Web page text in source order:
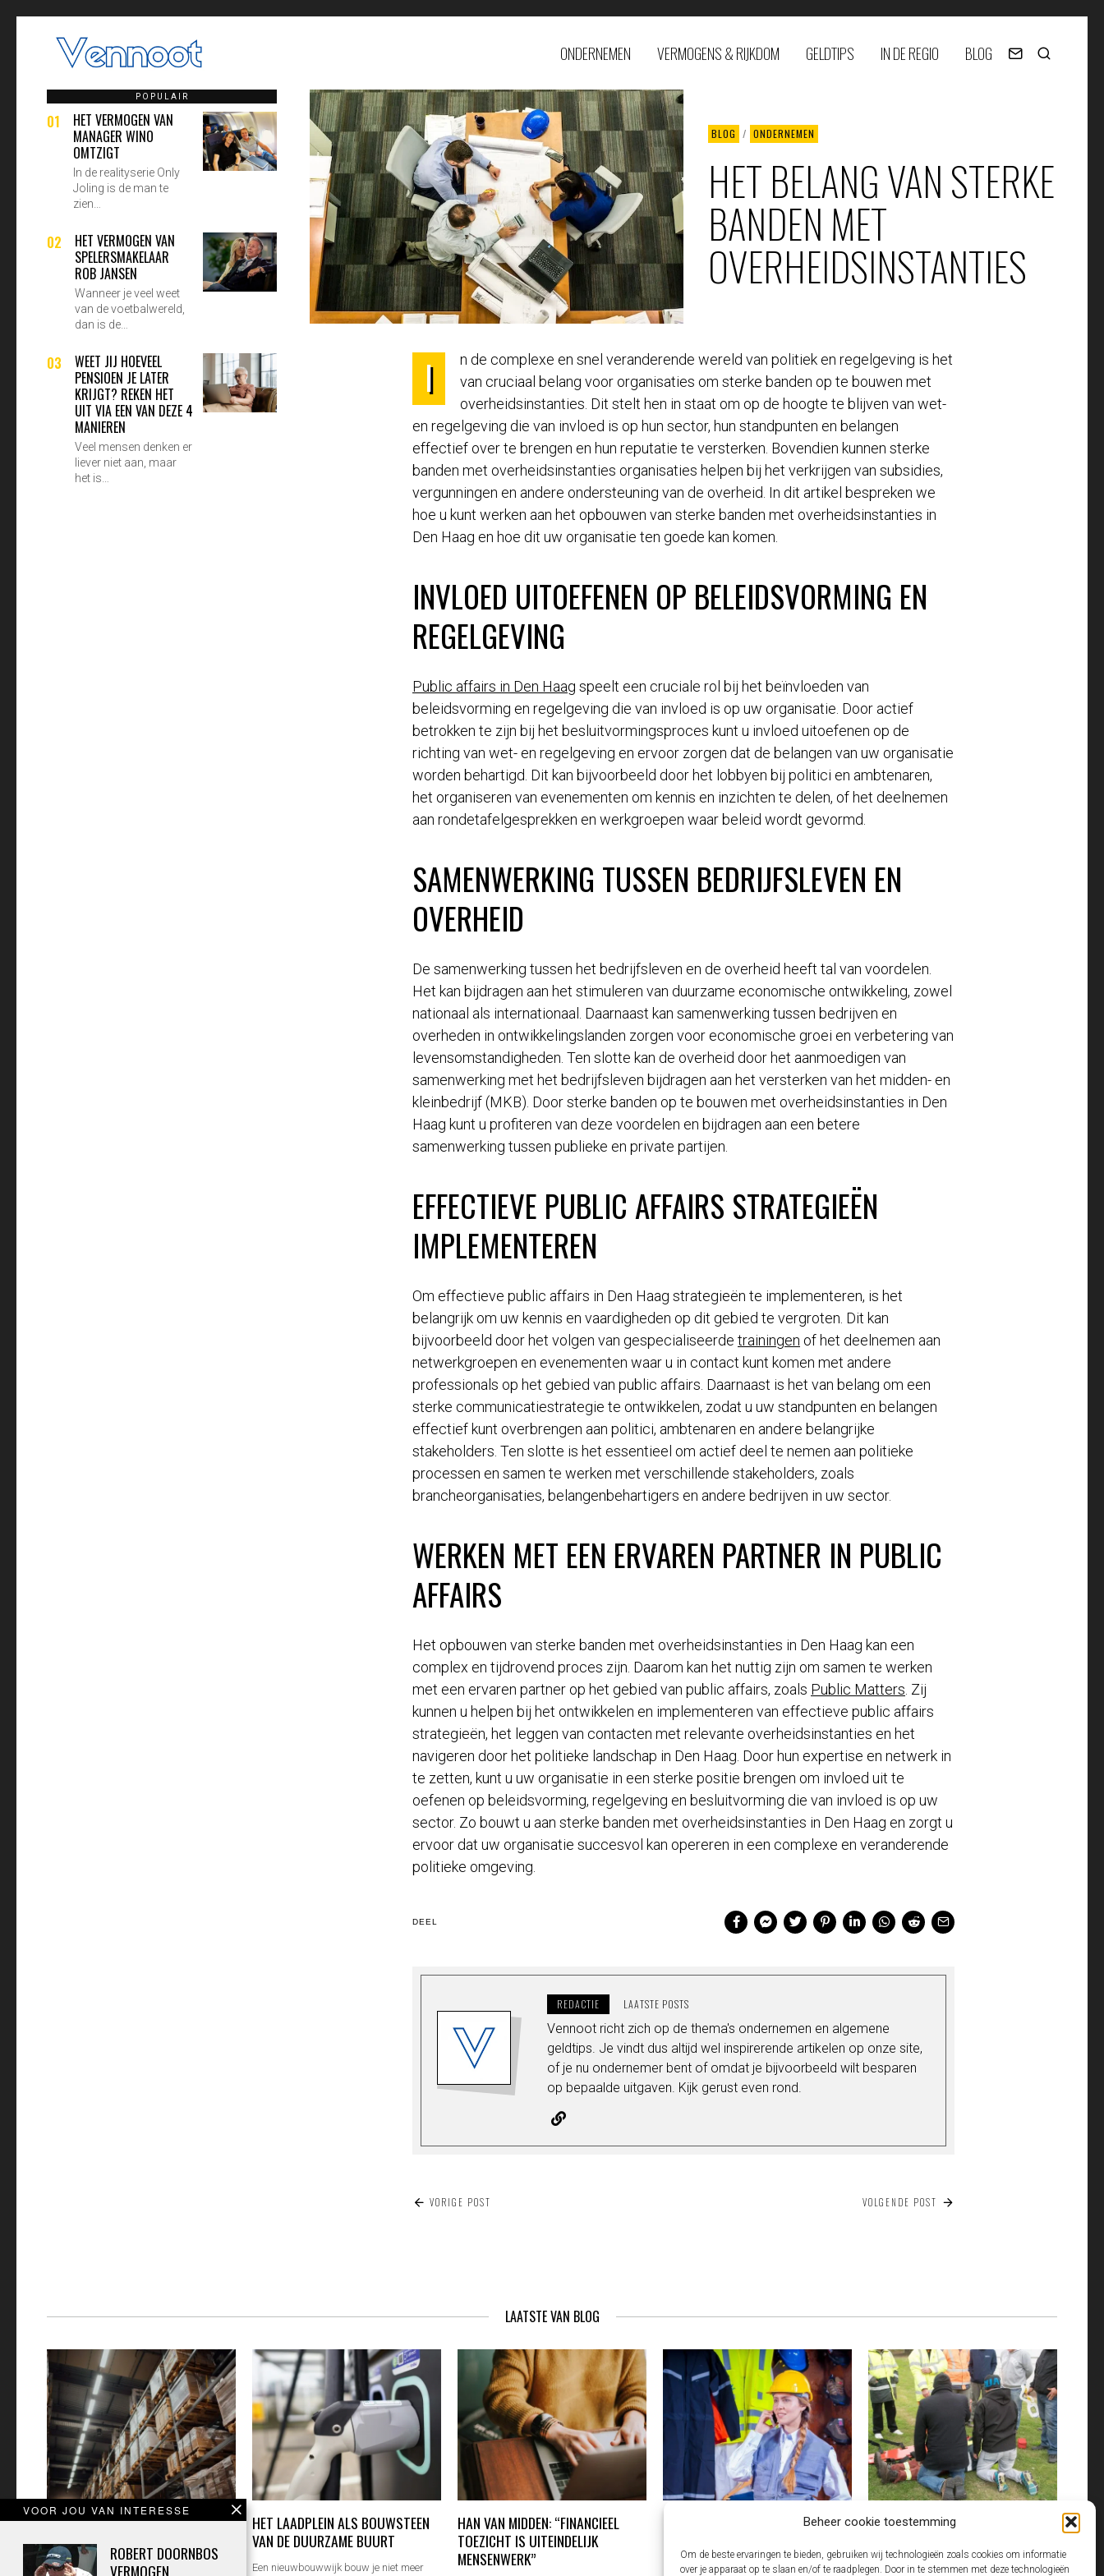
Beheer cookie toestemming
Om de beste ervaringen te bieden, gebruiken wij technologieën zoals cookies om informatie
over je apparaat op te slaan en/of te raadplegen. Door in te stemmen met deze technologieën
ONDERNEMEN VERMOGENS & RIJKDOM GELDTIPS IN DE REGIO BLOG
BLOG / ONDERNEMEN
HET BELANG VAN STERKE
BANDEN MET
OVERHEIDSINSTANTIES
I
n de complexe en snel veranderende wereld van politiek en regelgeving is het
van cruciaal belang voor organisaties om sterke banden op te bouwen met
overheidsinstanties. Dit stelt hen in staat om op de hoogte te blijven van wet-
en regelgeving die van invloed is op hun sector, hun standpunten en belangen
effectief over te brengen en hun reputatie te versterken. Bovendien kunnen sterke
banden met overheidsinstanties organisaties helpen bij het verkrijgen van subsidies,
vergunningen en andere ondersteuning van de overheid. In dit artikel bespreken we
hoe u kunt werken aan het opbouwen van sterke banden met overheidsinstanties in
Den Haag en hoe dit uw organisatie ten goede kan komen.
INVLOED UITOEFENEN OP BELEIDSVORMING EN
REGELGEVING
Public affairs in Den Haag speelt een cruciale rol bij het beïnvloeden van
beleidsvorming en regelgeving die van invloed is op uw organisatie. Door actief
betrokken te zijn bij het besluitvormingsproces kunt u invloed uitoefenen op de
richting van wet- en regelgeving en ervoor zorgen dat de belangen van uw organisatie
worden behartigd. Dit kan bijvoorbeeld door het lobbyen bij politici en ambtenaren,
het organiseren van evenementen om kennis en inzichten te delen, of het deelnemen
aan rondetafelgesprekken en werkgroepen waar beleid wordt gevormd.
SAMENWERKING TUSSEN BEDRIJFSLEVEN EN
OVERHEID
De samenwerking tussen het bedrijfsleven en de overheid heeft tal van voordelen.
Het kan bijdragen aan het stimuleren van duurzame economische ontwikkeling, zowel
nationaal als internationaal. Daarnaast kan samenwerking tussen bedrijven en
overheden in ontwikkelingslanden zorgen voor economische groei en verbetering van
levensomstandigheden. Ten slotte kan de overheid door het aanmoedigen van
samenwerking met het bedrijfsleven bijdragen aan het versterken van het midden- en
kleinbedrijf (MKB). Door sterke banden op te bouwen met overheidsinstanties in Den
Haag kunt u profiteren van deze voordelen en bijdragen aan een betere
samenwerking tussen publieke en private partijen.
EFFECTIEVE PUBLIC AFFAIRS STRATEGIEËN
IMPLEMENTEREN
Om effectieve public affairs in Den Haag strategieën te implementeren, is het
belangrijk om uw kennis en vaardigheden op dit gebied te vergroten. Dit kan
bijvoorbeeld door het volgen van gespecialiseerde trainingen of het deelnemen aan
netwerkgroepen en evenementen waar u in contact kunt komen met andere
professionals op het gebied van public affairs. Daarnaast is het van belang om een
sterke communicatiestrategie te ontwikkelen, zodat u uw standpunten en belangen
effectief kunt overbrengen aan politici, ambtenaren en andere belangrijke
stakeholders. Ten slotte is het essentieel om actief deel te nemen aan politieke
processen en samen te werken met verschillende stakeholders, zoals
brancheorganisaties, belangenbehartigers en andere bedrijven in uw sector.
WERKEN MET EEN ERVAREN PARTNER IN PUBLIC
AFFAIRS
Het opbouwen van sterke banden met overheidsinstanties in Den Haag kan een
complex en tijdrovend proces zijn. Daarom kan het nuttig zijn om samen te werken
met een ervaren partner op het gebied van public affairs, zoals Public Matters . Zij
kunnen u helpen bij het ontwikkelen en implementeren van effectieve public affairs
strategieën, het leggen van contacten met relevante overheidsinstanties en het
navigeren door het politieke landschap in Den Haag. Door hun expertise en netwerk in
te zetten, kunt u uw organisatie in een sterke positie brengen om invloed uit te
oefenen op beleidsvorming, regelgeving en besluitvorming die van invloed is op uw
sector. Zo bouwt u aan sterke banden met overheidsinstanties in Den Haag en zorgt u
ervoor dat uw organisatie succesvol kan opereren in een complexe en veranderende
politieke omgeving.
DEEL
REDACTIE LAATSTE POSTS
Vennoot richt zich op de thema's ondernemen en algemene
geldtips. Je vindt dus altijd wel inspirerende artikelen op onze site,
of je nu ondernemer bent of omdat je bijvoorbeeld wilt besparen
op bepaalde uitgaven. Kijk gerust even rond.
BERICHT
VORIGE POST VOLGENDE POST
POPULAIR
01
HET VERMOGEN VAN
MANAGER WINO
OMTZIGT
In de realityserie Only
Joling is de man te
zien…
02
HET VERMOGEN VAN
SPELERSMAKELAAR
ROB JANSEN
Wanneer je veel weet
van de voetbalwereld,
dan is de…
03
WEET JIJ HOEVEEL
PENSIOEN JE LATER
KRIJGT? REKEN HET
UIT VIA EEN VAN DEZE 4
MANIEREN
Veel mensen denken er
liever niet aan, maar
het is…
VOOR JOU VAN INTERESSE
ROBERT DOORNBOS
VERMOGEN,
LAATSTE VAN BLOG
BEREID UW MAGAZIJN VOOR OP
PIEKDRUKTE MET GOEDE
AANRIJDPREVENTIE
HET LAADPLEIN ALS BOUWSTEEN
VAN DE DUURZAME BUURT
Een nieuwbouwwijk bouw je niet meer
HAN VAN MIDDEN: “FINANCIEEL
TOEZICHT IS UITEINDELIJK
MENSENWERK”
SIOEN WERKKLEDING KIEZEN ALS
Goede werkkleding is voor veel zzp'ers en
BHV CURSUS REGELEN ALS
Een incident op de werkvloer komt nooit